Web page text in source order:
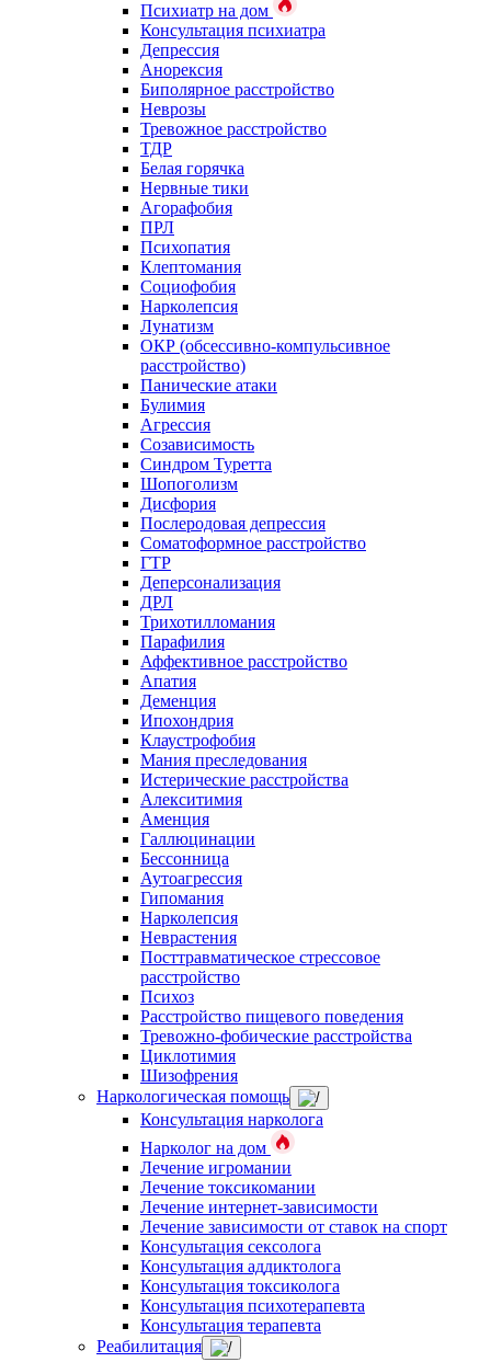
Психиатр на дом
Консультация психиатра
Депрессия
Анорексия
Биполярное расстройство
Неврозы
Тревожное расстройство
ТДР
Белая горячка
Нервные тики
Агорафобия
ПРЛ
Психопатия
Клептомания
Социофобия
Нарколепсия
Лунатизм
ОКР (обсессивно-компульсивное
расстройство)
Панические атаки
Булимия
Агрессия
Созависимость
Синдром Туретта
Шопоголизм
Дисфория
Послеродовая депрессия
Соматоформное расстройство
ГТР
Деперсонализация
ДРЛ
Трихотилломания
Парафилия
Аффективное расстройство
Апатия
Деменция
Ипохондрия
Клаустрофобия
Мания преследования
Истерические расстройства
Алекситимия
Аменция
Галлюцинации
Бессонница
Аутоагрессия
Гипомания
Нарколепсия
Неврастения
Посттравматическое стрессовое
расстройство
Психоз
Расстройство пищевого поведения
Тревожно-фобические расстройства
Циклотимия
Шизофрения
Наркологическая помощь
Консультация нарколога
Нарколог на дом
Лечение игромании
Лечение токсикомании
Лечение интернет-зависимости
Лечение зависимости от ставок на спорт
Консультация сексолога
Консультация аддиктолога
Консультация токсиколога
Консультация психотерапевта
Консультация терапевта
Реабилитация